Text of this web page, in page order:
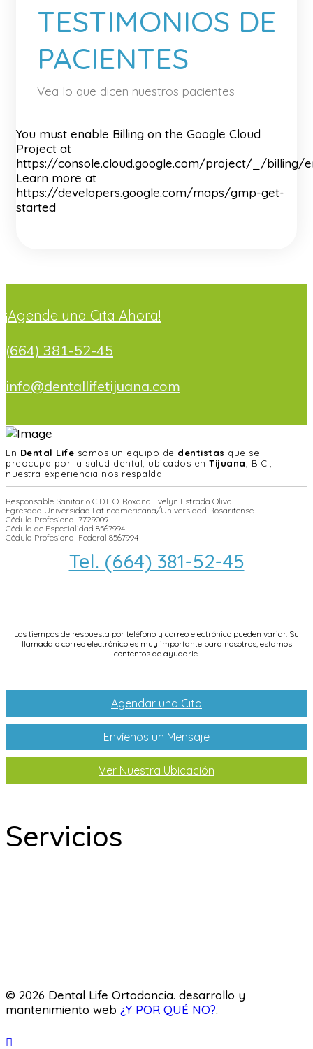
TESTIMONIOS DE
PACIENTES
Vea lo que dicen nuestros pacientes
You must enable Billing on the Google Cloud
Project at
https://console.cloud.google.com/project/_/billing/
Learn more at
https://developers.google.com/maps/gmp-get-
started
¡Agende una Cita Ahora!
(664) 381-52-45
info@dentallifetijuana.com
En Dental Life somos un equipo de dentistas que se
preocupa por la salud dental, ubicados en Tijuana, B.C.,
nuestra experiencia nos respalda.
Responsable Sanitario C.D.E.O. Roxana Evelyn Estrada Olivo
Egresada Universidad Latinoamericana/Universidad Rosaritense
Cédula Profesional 7729009
Cédula de Especialidad 8567994
Cédula Profesional Federal 8567994
Tel. (664) 381-52-45
Los tiempos de respuesta por teléfono y correo electrónico pueden variar. Su
llamada o correo electrónico es muy importante para nosotros, estamos
contentos de ayudarle.
Agendar una Cita
Envíenos un Mensaje
Ver Nuestra Ubicación
Servicios
© 2026 Dental Life Ortodoncia. desarrollo y
mantenimiento web ¿Y POR QUÉ NO?.